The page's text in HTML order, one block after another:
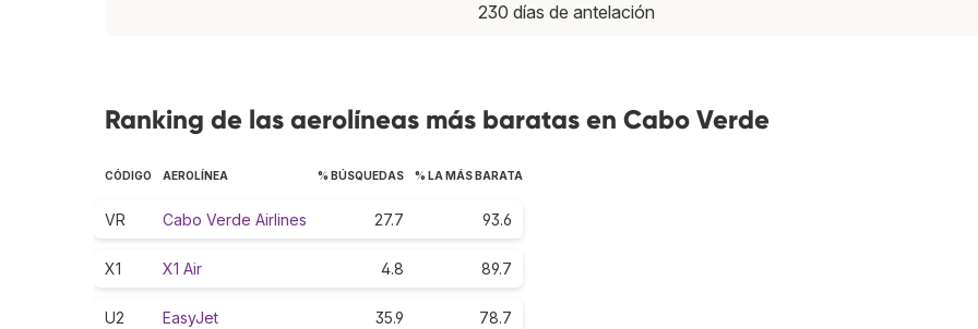
230 días de antelación
Ranking de las aerolíneas más baratas en Cabo Verde
CÓDIGO AEROLÍNEA % BÚSQUEDAS % LA MÁS BARATA
VR Cabo Verde Airlines 27.7 93.6
X1 X1 Air 4.8 89.7
U2 EasyJet 35.9 78.7